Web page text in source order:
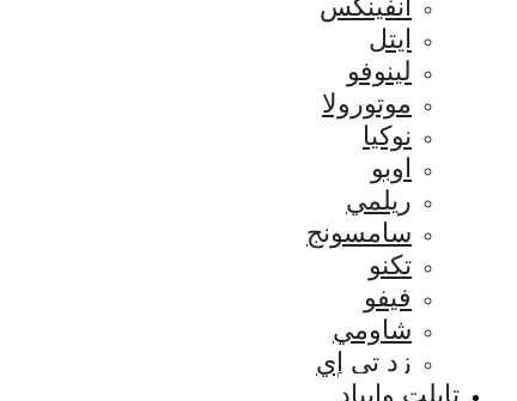
انفينكس
ايتل
لينوفو
موتورولا
نوكيا
اوبو
ريلمي
سامسونج
تكنو
فيفو
شاومي
زد تي إي
تابلت وايباد